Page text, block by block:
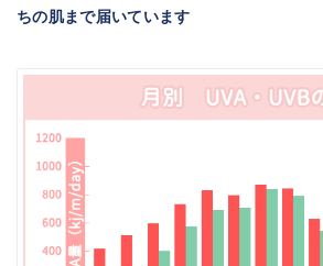
ちの肌まで届いています